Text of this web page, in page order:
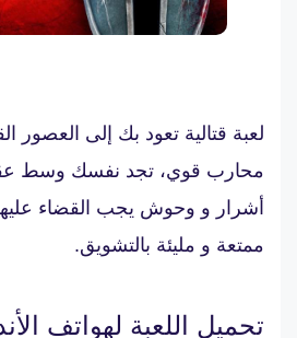
لعبة قتالية تعود بك إلى العصور
محارب قوي، تجد نفسك وسط
أشرار و وحوش يجب القضاء
ممتعة و مليئة بالتشويق.
تحميل اللعبة لهواتف